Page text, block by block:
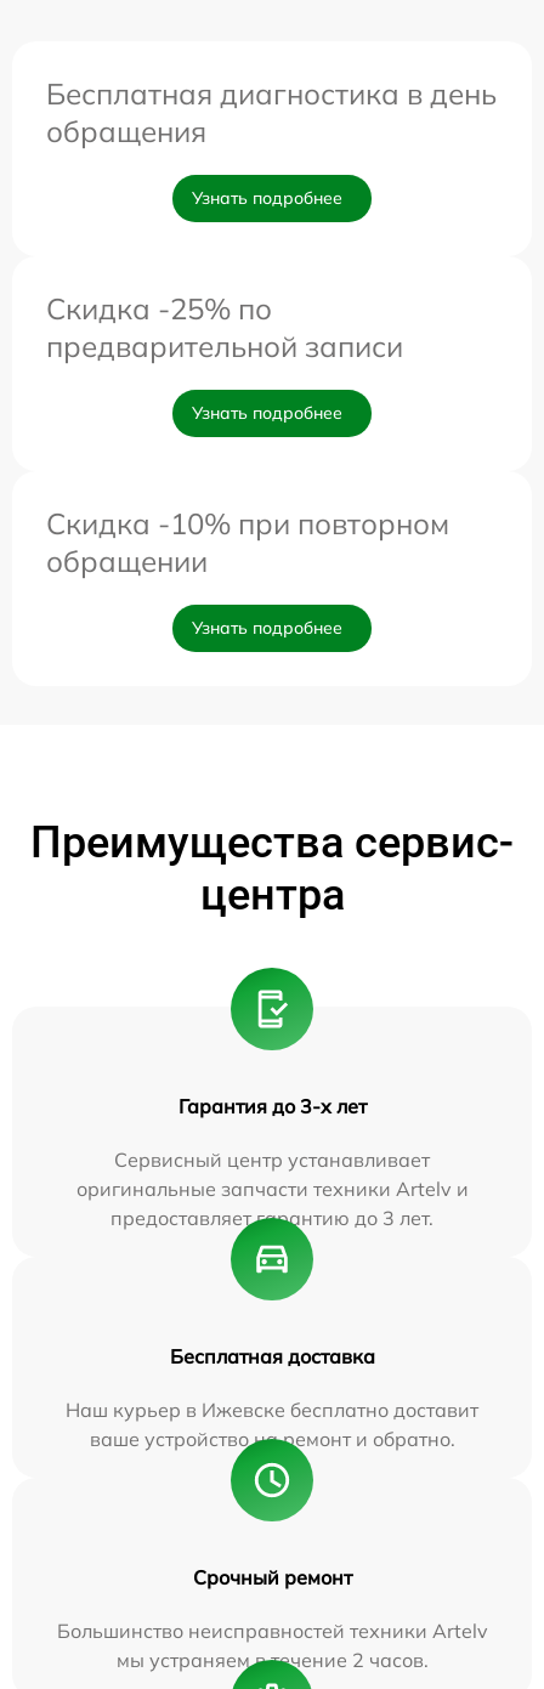
Бесплатная диагностика в день
обращения
Узнать подробнее
Скидка -25% по
предварительной записи
Узнать подробнее
Скидка -10% при повторном
обращении
Узнать подробнее
Преимущества сервис-
центра
Гарантия до 3-х лет
Сервисный центр устанавливает
оригинальные запчасти техники Artelv и
предоставляет гарантию до 3 лет.
Бесплатная доставка
Наш курьер в Ижевске бесплатно доставит
ваше устройство на ремонт и обратно.
Срочный ремонт
Большинство неисправностей техники Artelv
мы устраняем в течение 2 часов.